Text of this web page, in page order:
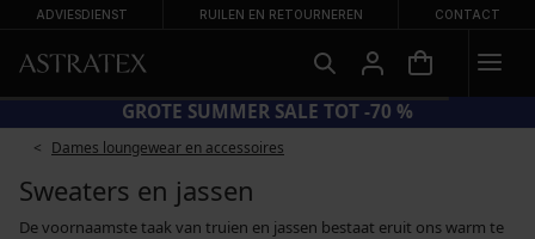
ADVIESDIENST RUILEN EN RETOURNEREN CONTACT
GROTE SUMMER SALE TOT -70 %
Dames loungewear en accessoires
Sweaters en jassen
De voornaamste taak van truien en jassen bestaat eruit ons warm te